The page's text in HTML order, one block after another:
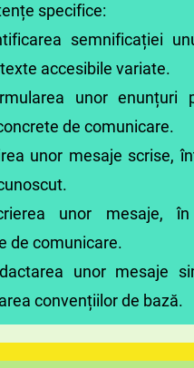
specifice:
semnificației
accesibile variate.
unor enunțuri
de comunicare.
unor mesaje scrise,
unor mesaje, în
de comunicare.
unor mesaje
convențiilor de bază.